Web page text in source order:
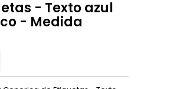
- Texto azul
- Medida